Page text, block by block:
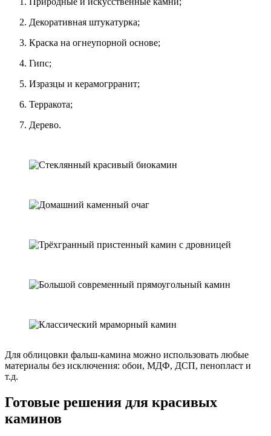
Декоративная штукатурка;
Краска на огнеупорной основе;
Гипс;
Изразцы и керамогрранит;
Терракота;
Дерево.
Для облицовки фальш-камина можно использовать любые
материалы без исключения: обои, МДФ, ДСП, пенопласт и
т.д.
Готовые решения для красивых
каминов